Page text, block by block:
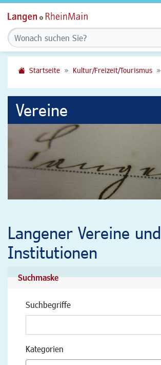
Startseite Kultur/Freizeit/Tourismus
Vereine
Langener Vereine und
Institutionen
Suchmaske
Suchbegriffe
Kategorien